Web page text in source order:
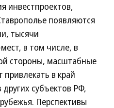
инвестпроектов,
появляются
тысячи
в том числе, в
стороны, масштабные
в край
других субъектов РФ,
Перспективы